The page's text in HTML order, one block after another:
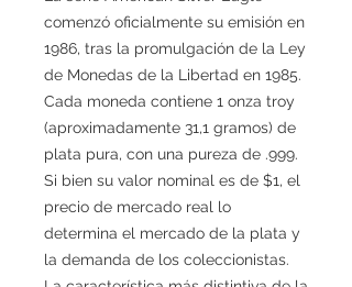
comenzó oficialmente su emisión en
1986, tras la promulgación de la Ley
de Monedas de la Libertad en 1985.
Cada moneda contiene 1 onza troy
(aproximadamente 31,1 gramos) de
plata pura, con una pureza de .999.
Si bien su valor nominal es de $1, el
precio de mercado real lo
determina el mercado de la plata y
la demanda de los coleccionistas.